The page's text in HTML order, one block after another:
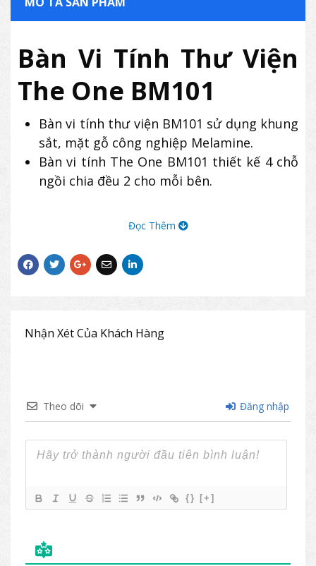
Bàn Vi Tính Thư Viện
The One BM101
Bàn vi tính thư viện BM101 sử dụng khung
sắt, mặt gỗ công nghiệp Melamine.
Bàn vi tính The One BM101 thiết kế 4 chỗ
ngồi chia đều 2 cho mỗi bên.
Đọc Thêm
Nhận Xét Của Khách Hàng
Theo dõi Đăng nhập
{} [+]